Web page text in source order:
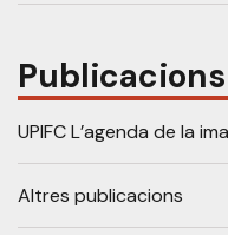
Publicacions
UPIFC L’agenda de la
Altres publicacions